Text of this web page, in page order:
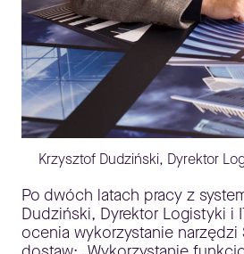
Krzysztof Dudziński, Dyrektor
Po dwóch latach pracy z
Dudziński, Dyrektor Logistyki i
ocenia wykorzystanie narzędzi